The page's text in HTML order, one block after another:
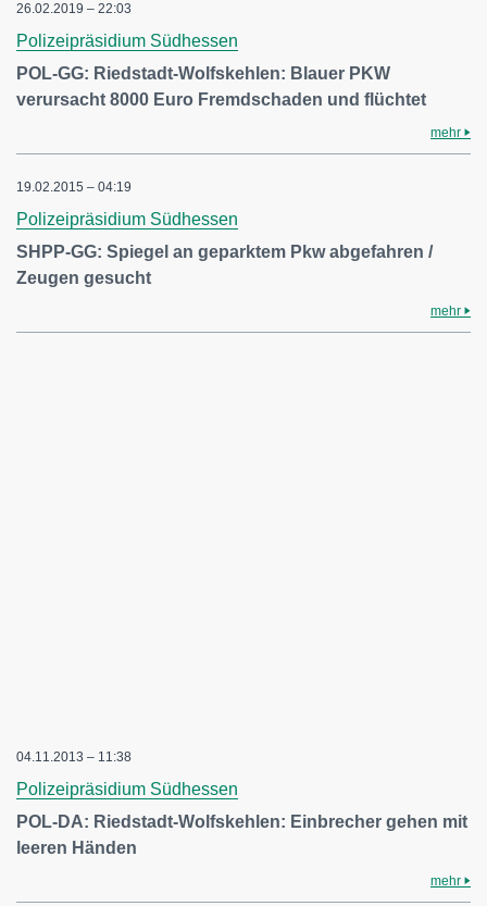
26.02.2019 – 22:03
Polizeipräsidium Südhessen
POL-GG: Riedstadt-Wolfskehlen: Blauer PKW
verursacht 8000 Euro Fremdschaden und flüchtet
mehr
19.02.2015 – 04:19
Polizeipräsidium Südhessen
SHPP-GG: Spiegel an geparktem Pkw abgefahren /
Zeugen gesucht
mehr
04.11.2013 – 11:38
Polizeipräsidium Südhessen
POL-DA: Riedstadt-Wolfskehlen: Einbrecher gehen mit
leeren Händen
mehr